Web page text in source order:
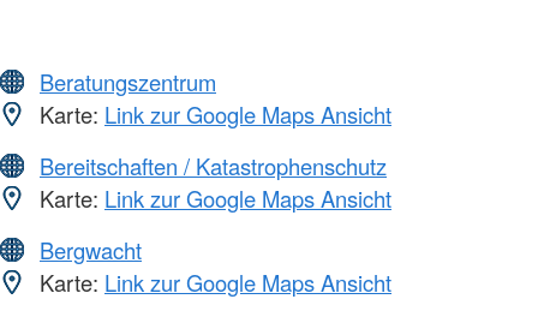
Beratungszentrum
Karte: Link zur Google Maps Ansicht
Bereitschaften / Katastrophenschutz
Karte: Link zur Google Maps Ansicht
Bergwacht
Karte: Link zur Google Maps Ansicht